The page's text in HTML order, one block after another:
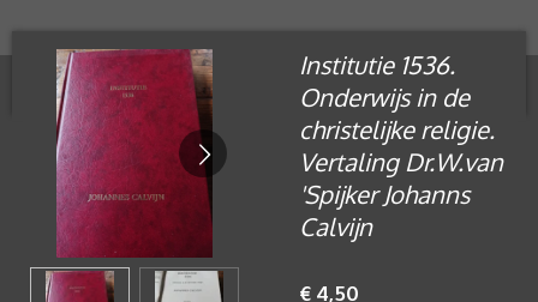
Institutie 1536.
Onderwijs in de
christelijke religie.
Vertaling Dr.W.van
'Spijker Johanns
Calvijn
€ 4,50